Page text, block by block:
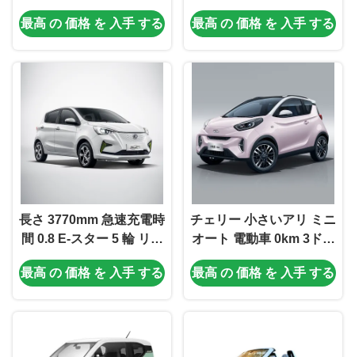
Neta V Neta U 5人乗り
最高 の 価格 を 入手 する
市場での 究極の解決策と
スタイリッシュな交通
最高 の 価格 を 入手 する
長さ 3770mm 急速充電時
間 0.8 E-スター 5 輪 リチ
ウム電池 EV 車 チャンガ
ン E-スター 電動ミニカー
最高 の 価格 を 入手 する
チェリー 小さいアリ ミニ
オート 電動車 0km 3ドア
4座家 ev 左手駆動 車 電
動 電子回転ギアシフト
最高 の 価格 を 入手 する